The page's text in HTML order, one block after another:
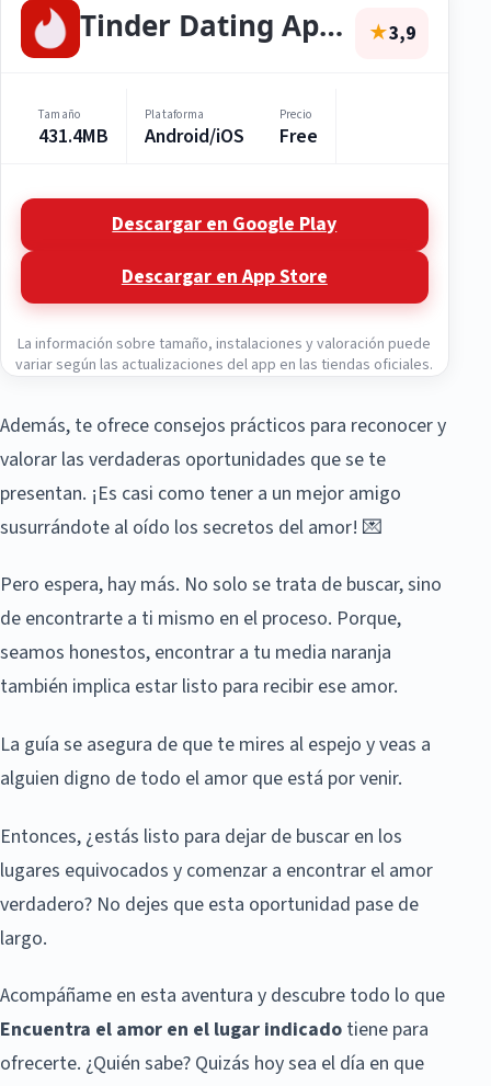
Tinder Dating App: Chat & Date ★3,9
Tamaño
431.4MB
Plataforma
Android/iOS
Precio
Free
Descargar en Google Play
Descargar en App Store
La información sobre tamaño, instalaciones y valoración puede
variar según las actualizaciones del app en las tiendas oficiales.
Además, te ofrece consejos prácticos para reconocer y
valorar las verdaderas oportunidades que se te
presentan. ¡Es casi como tener a un mejor amigo
susurrándote al oído los secretos del amor! 💌
Pero espera, hay más. No solo se trata de buscar, sino
de encontrarte a ti mismo en el proceso. Porque,
seamos honestos, encontrar a tu media naranja
también implica estar listo para recibir ese amor.
La guía se asegura de que te mires al espejo y veas a
alguien digno de todo el amor que está por venir.
Entonces, ¿estás listo para dejar de buscar en los
lugares equivocados y comenzar a encontrar el amor
verdadero? No dejes que esta oportunidad pase de
largo.
Acompáñame en esta aventura y descubre todo lo que
Encuentra el amor en el lugar indicado tiene para
ofrecerte. ¿Quién sabe? Quizás hoy sea el día en que